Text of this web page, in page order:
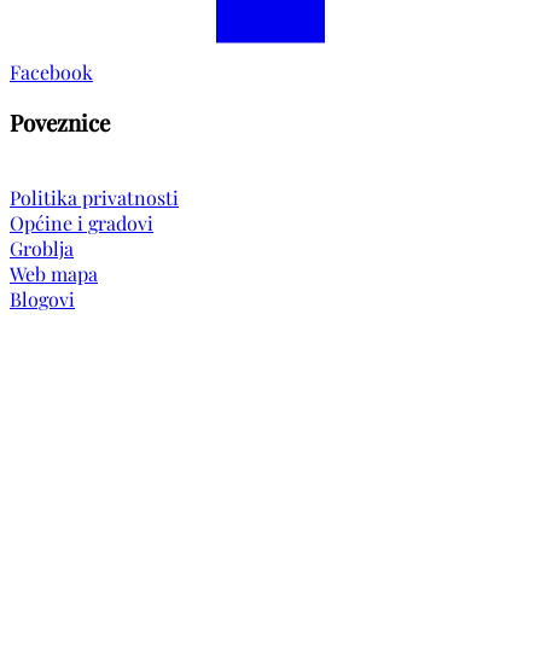
Facebook
Poveznice
Politika privatnosti
Općine i gradovi
Groblja
Web mapa
Blogovi